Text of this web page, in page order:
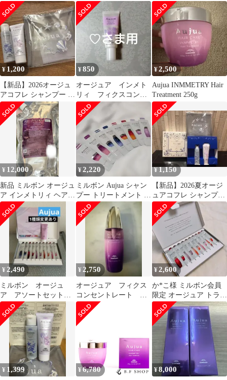
リートメント ポーチセ
ット
レセット 2026
1000g
¥ 1,200
【新品】2026オージュ
アコフレ シャンプー ト
リートメント ポーチセ
ット
¥850
オージュア インメト
リィ フィクスコンセ
ントレート ミルク ミニ
サイズ 20g
¥2,500
Aujua INMMETRY Hair
Treatment 250g
¥ 12,000
新品 ミルボン オージュ
ア インメトリィ ヘアト
リートメント 1000g詰
め替え
¥2,220
ミルボン Aujua シャン
プー トリートメント サ
ンプルセット 4種 8本
¥1,150
【新品】2026夏オージ
ュアコフレ シャンプー
トリートメント ポーチ
セット
¥ 2,490
ミルボン オージュ
ア アソートセット
2026 1種類変更あり
おまけ付き
¥ 2,750
オージュア フィクス
コンセントレート ミ
ルク オージュア インメ
トリィ ミルボン
¥2,600
か*こ様 ミルボン会員
限定 オージュア トライ
アル アソートセット
¥ 1,399 ¥6,780 ¥8,000